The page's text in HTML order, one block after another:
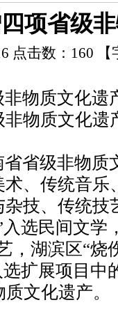
项省级
点击数： 160
物质文化遗
物质文化遗
省级非物质
、传统音乐
技、传统技
选民间文学
，湖滨区“烧
扩展项目中
文化遗产。